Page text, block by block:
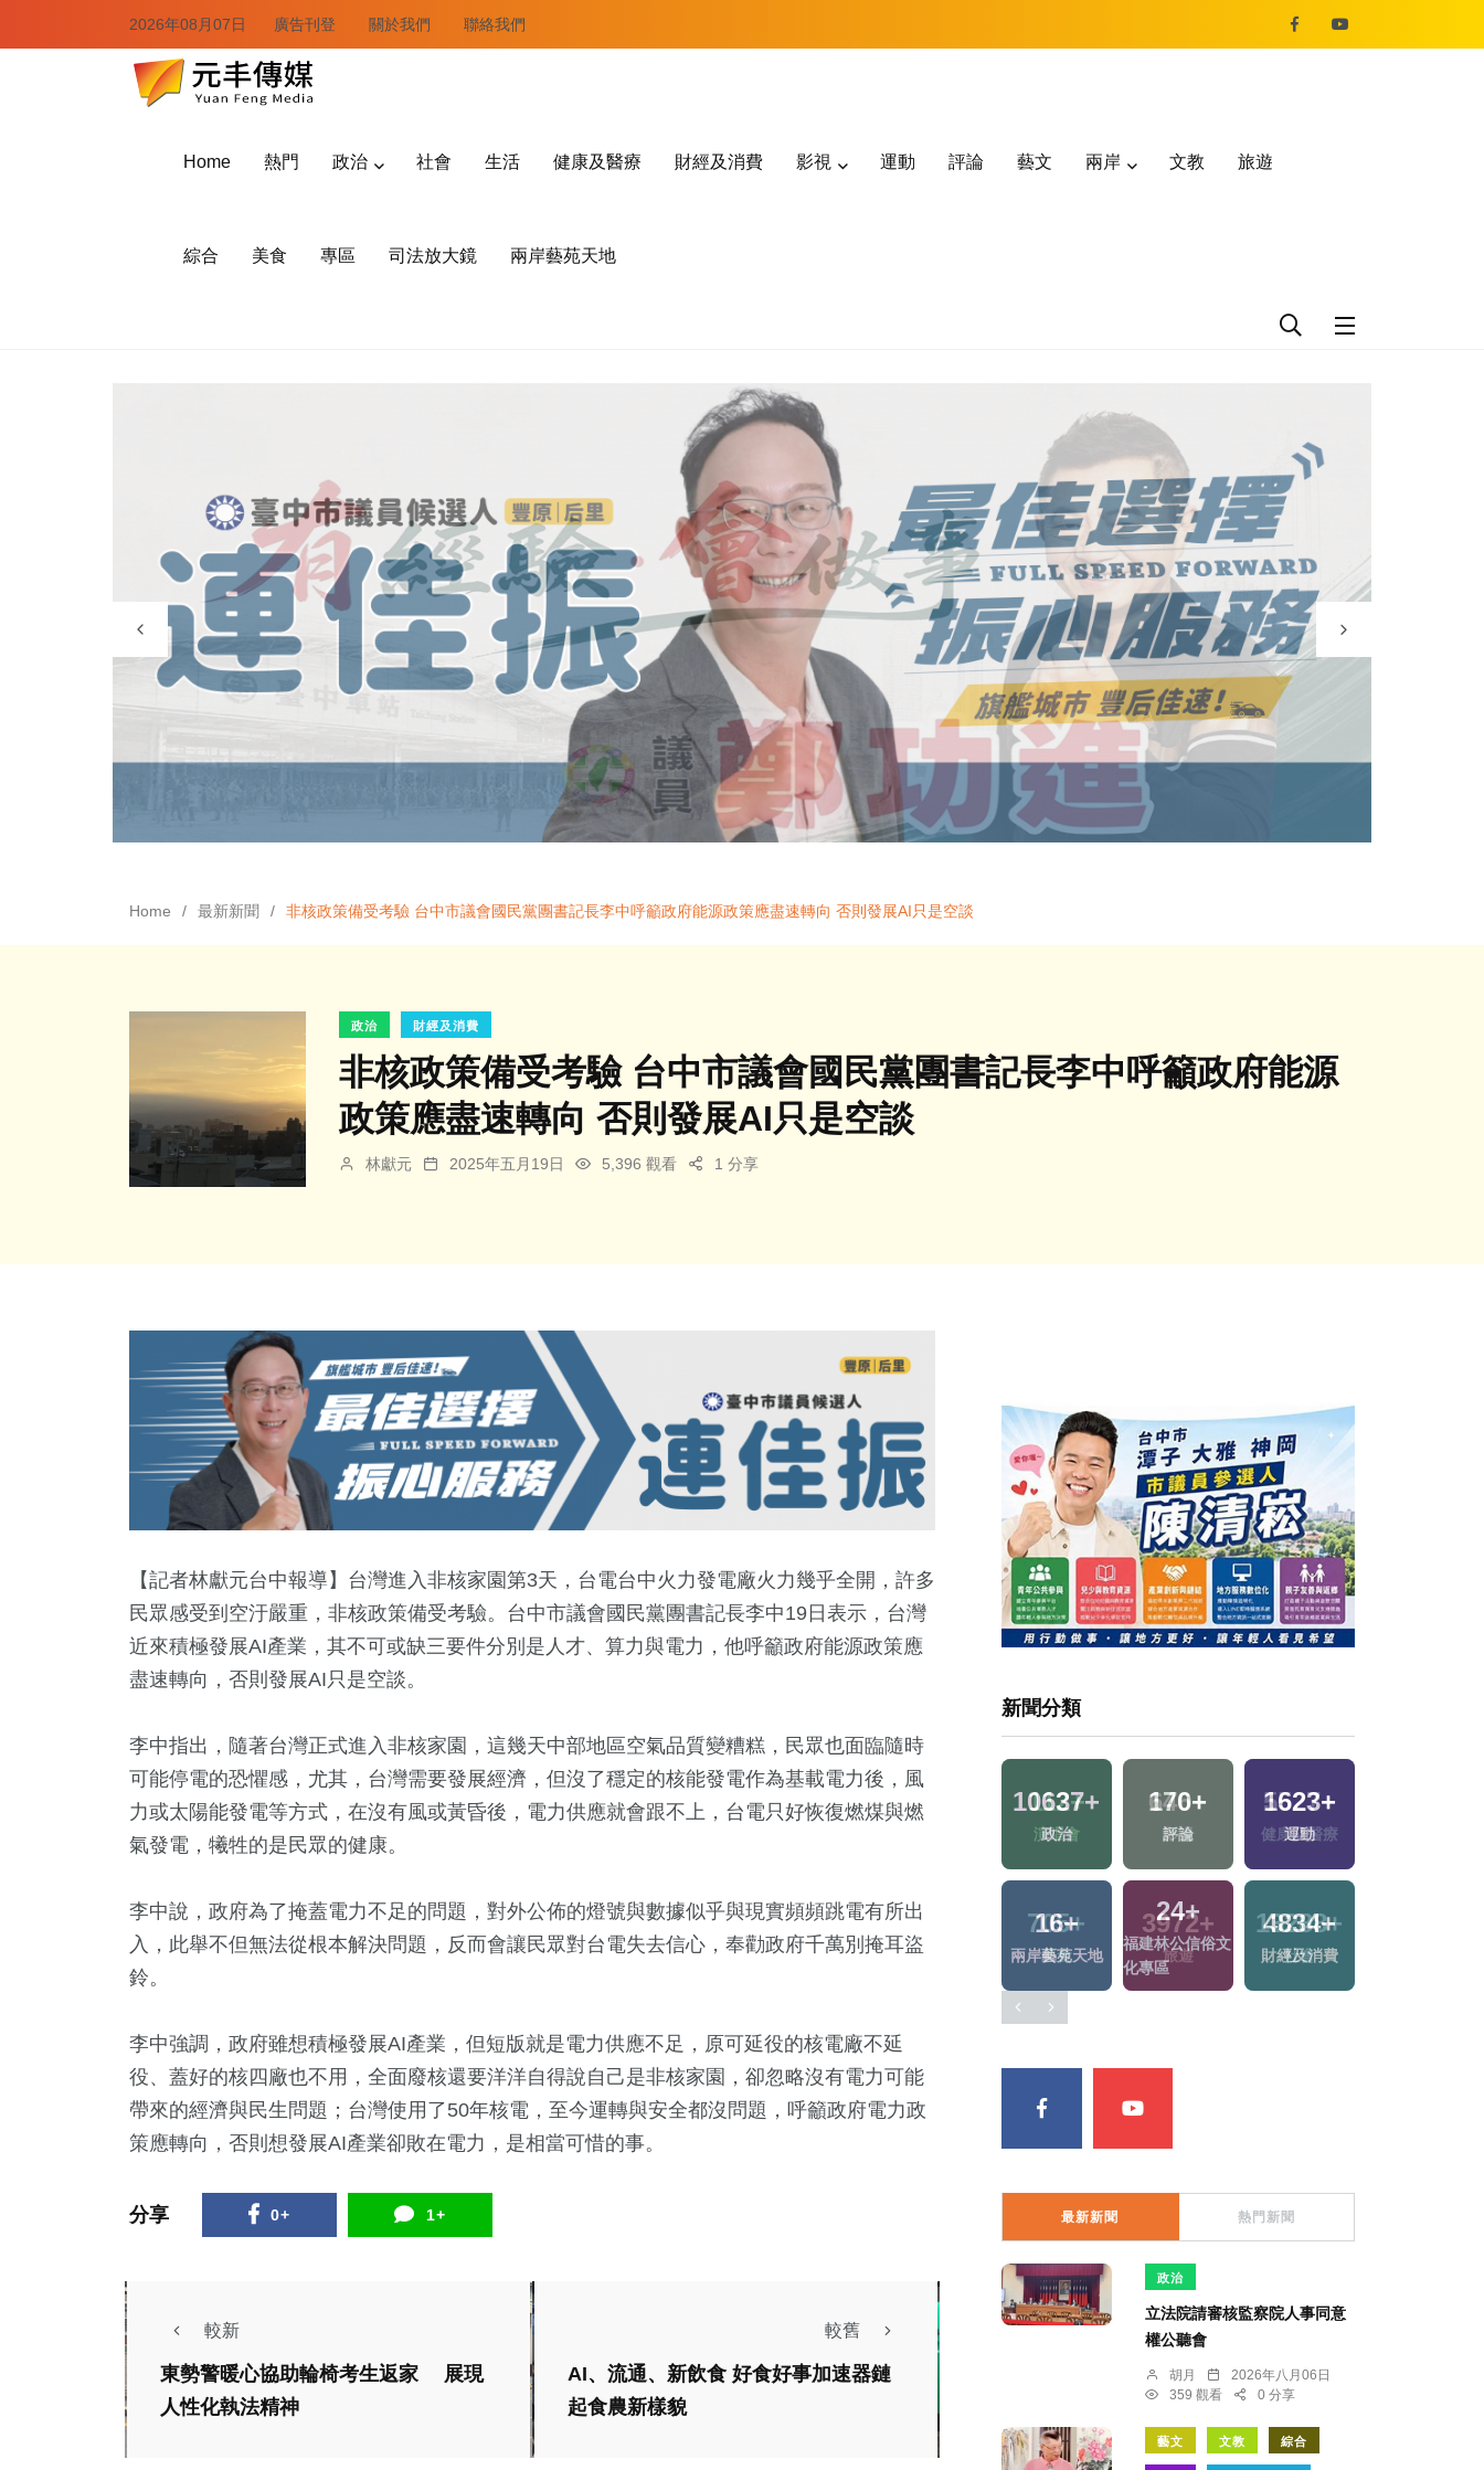
2026年08月07日 廣告刊登 關於我們 聯絡我們
Home 熱門 政治 社會 生活 健康及醫療 財經及消費 影視 運動 評論 藝文 兩岸 文教 旅遊
綜合 美食 專區 司法放大鏡 兩岸藝苑天地
Home 最新新聞 非核政策備受考驗 台中市議會國民黨團書記長李中呼籲政府能源政策應盡速轉向 否則發展AI只是空談
政治 財經及消費
非核政策備受考驗 台中市議會國民黨團書記長李中呼籲政府能源
政策應盡速轉向 否則發展AI只是空談
林獻元 2025年五月19日 5,396 觀看 1 分享
【記者林獻元台中報導】台灣進入非核家園第3天，台電台中火力發電廠火力幾乎全開，許多
民眾感受到空汙嚴重，非核政策備受考驗。台中市議會國民黨團書記長李中19日表示，台灣
近來積極發展AI產業，其不可或缺三要件分別是人才、算力與電力，他呼籲政府能源政策應
盡速轉向，否則發展AI只是空談。
李中指出，隨著台灣正式進入非核家園，這幾天中部地區空氣品質變糟糕，民眾也面臨隨時
可能停電的恐懼感，尤其，台灣需要發展經濟，但沒了穩定的核能發電作為基載電力後，風
力或太陽能發電等方式，在沒有風或黃昏後，電力供應就會跟不上，台電只好恢復燃煤與燃
氣發電，犧牲的是民眾的健康。
李中說，政府為了掩蓋電力不足的問題，對外公佈的燈號與數據似乎與現實頻頻跳電有所出
入，此舉不但無法從根本解決問題，反而會讓民眾對台電失去信心，奉勸政府千萬別掩耳盜
鈴。
李中強調，政府雖想積極發展AI產業，但短版就是電力供應不足，原可延役的核電廠不延
役、蓋好的核四廠也不用，全面廢核還要洋洋自得說自己是非核家園，卻忽略沒有電力可能
帶來的經濟與民生問題；台灣使用了50年核電，至今運轉與安全都沒問題，呼籲政府電力政
策應轉向，否則想發展AI產業卻敗在電力，是相當可惜的事。
分享 0+ 1+
較新
東勢警暖心協助輪椅考生返家 展現
人性化執法精神
較舊
AI、流通、新飲食 好食好事加速器鏈
起食農新樣貌
政治 財經及消費
新聞分類
148+
2024總統大選
131+
海峽論壇專區
328+ 6693+
673+
兩岸
14+
2023金鐘獎
372+
兩岸道教文化交
112 + 646+ 5527
705 +
美食
3972+
旅遊
13288
10637+
政治
170+
評論
1623+
運動
16+
兩岸藝苑天地
24+
福建林公信俗文
化專區
4834+
財經及消費
最新新聞 熱門新聞
政治
立法院請審核監察院人事同意
權公聽會
胡月
2026年八月06日
359 觀看
0 分享
藝文 文教 綜合